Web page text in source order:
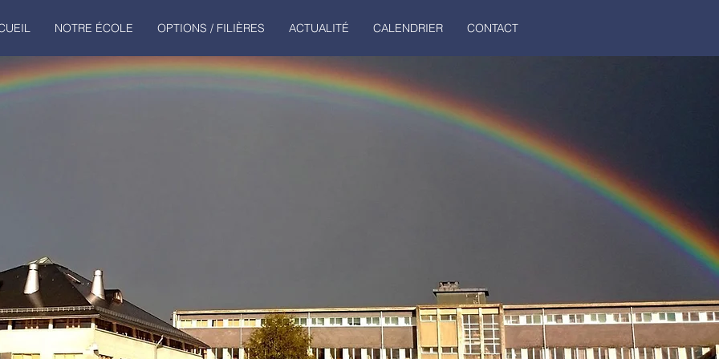
NOTRE ÉCOLE OPTIONS / FILIÈRES ACTUALITÉ CALENDRIER CONTACT